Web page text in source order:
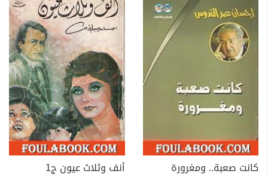
كانت صعبة.. ومغرورة
أنف وثلاث عيون ج1